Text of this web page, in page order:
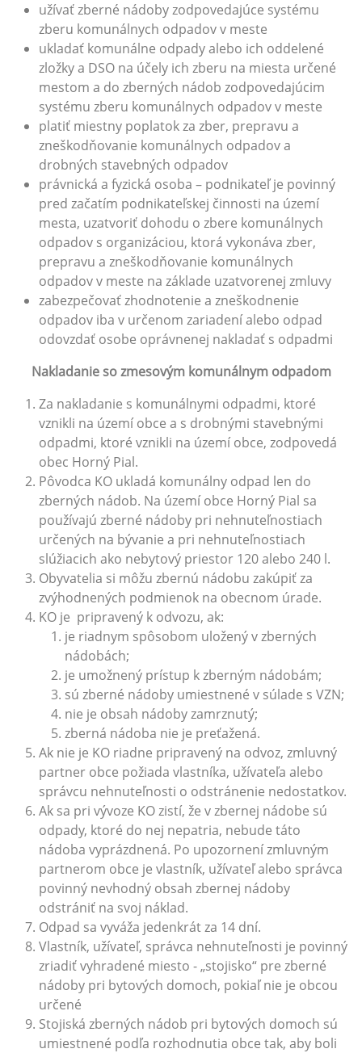
užívať zberné nádoby zodpovedajúce systému
zberu komunálnych odpadov v meste
ukladať komunálne odpady alebo ich oddelené
zložky a DSO na účely ich zberu na miesta určené
mestom a do zberných nádob zodpovedajúcim
systému zberu komunálnych odpadov v meste
platiť miestny poplatok za zber, prepravu a
zneškodňovanie komunálnych odpadov a
drobných stavebných odpadov
právnická a fyzická osoba – podnikateľ je povinný
pred začatím podnikateľskej činnosti na území
mesta, uzatvoriť dohodu o zbere komunálnych
odpadov s organizáciou, ktorá vykonáva zber,
prepravu a zneškodňovanie komunálnych
odpadov v meste na základe uzatvorenej zmluvy
zabezpečovať zhodnotenie a zneškodnenie
odpadov iba v určenom zariadení alebo odpad
odovzdať osobe oprávnenej nakladať s odpadmi
Nakladanie so zmesovým komunálnym odpadom
Za nakladanie s komunálnymi odpadmi, ktoré
vznikli na území obce a s drobnými stavebnými
odpadmi, ktoré vznikli na území obce, zodpovedá
obec Horný Pial.
Pôvodca KO ukladá komunálny odpad len do
zberných nádob. Na území obce Horný Pial sa
používajú zberné nádoby pri nehnuteľnostiach
určených na bývanie a pri nehnuteľnostiach
slúžiacich ako nebytový priestor 120 alebo 240 l.
Obyvatelia si môžu zbernú nádobu zakúpiť za
zvýhodnených podmienok na obecnom úrade.
KO je pripravený k odvozu, ak:
je riadnym spôsobom uložený v zberných
nádobách;
je umožnený prístup k zberným nádobám;
sú zberné nádoby umiestnené v súlade s VZN;
nie je obsah nádoby zamrznutý;
zberná nádoba nie je preťažená.
Ak nie je KO riadne pripravený na odvoz, zmluvný
partner obce požiada vlastníka, užívateľa alebo
správcu nehnuteľnosti o odstránenie nedostatkov.
Ak sa pri vývoze KO zistí, že v zbernej nádobe sú
odpady, ktoré do nej nepatria, nebude táto
nádoba vyprázdnená. Po upozornení zmluvným
partnerom obce je vlastník, užívateľ alebo správca
povinný nevhodný obsah zbernej nádoby
odstrániť na svoj náklad.
Odpad sa vyváža jedenkrát za 14 dní.
Vlastník, užívateľ, správca nehnuteľnosti je povinný
zriadiť vyhradené miesto - „stojisko“ pre zberné
nádoby pri bytových domoch, pokiaľ nie je obcou
určené
Stojiská zberných nádob pri bytových domoch sú
umiestnené podľa rozhodnutia obce tak, aby boli